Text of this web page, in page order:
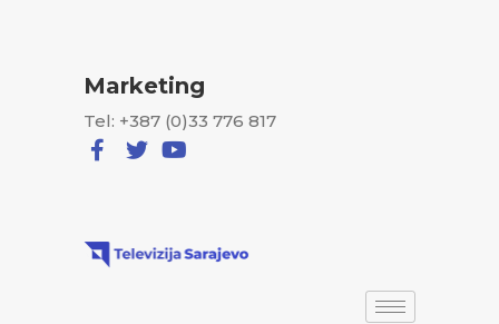
Marketing
Tel: +387 (0)33 776 817